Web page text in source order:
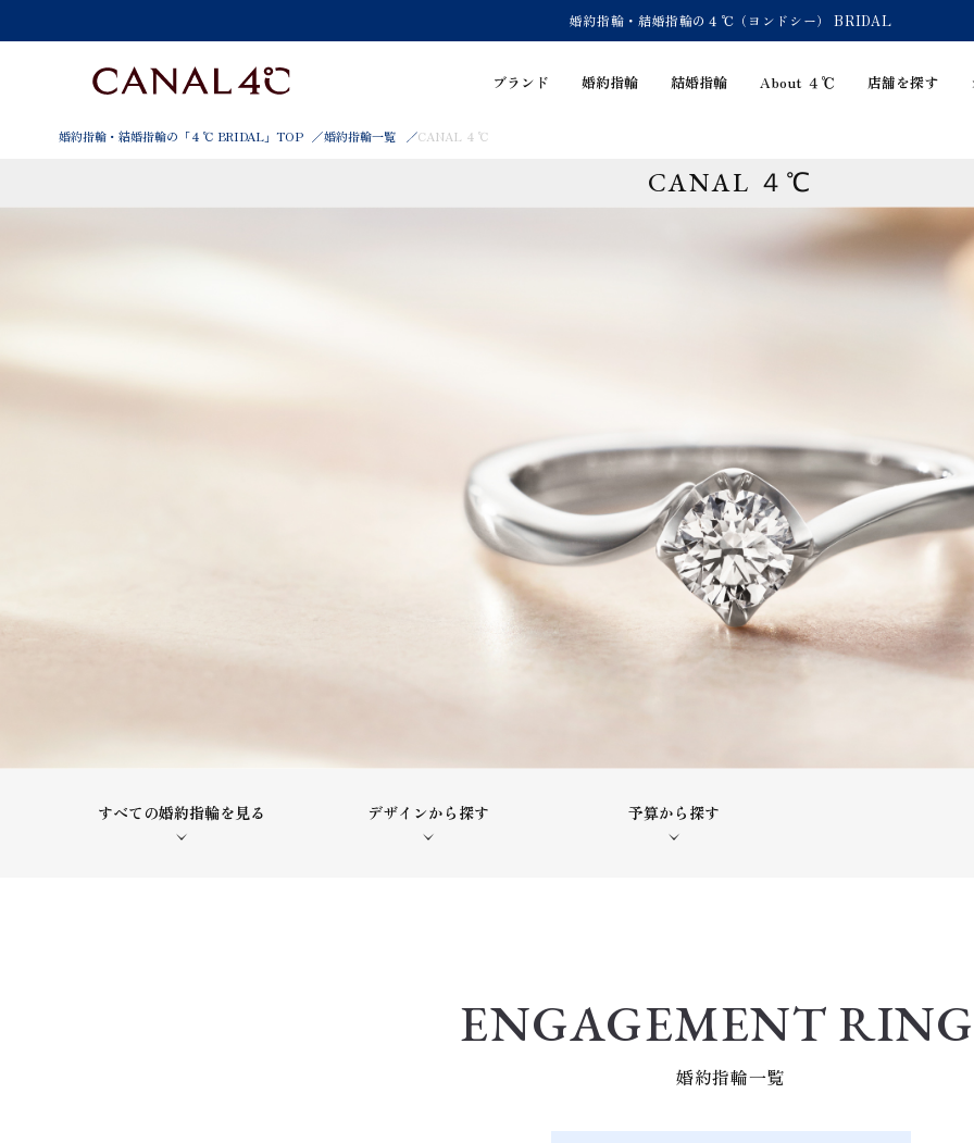
婚約指輪・結婚指輪の４℃（ヨンドシー） BRIDAL
ブランド 婚約指輪 結婚指輪 About ４℃ 店舗を探す
婚約指輪・結婚指輪の「４℃ BRIDAL」TOP 婚約指輪一覧 CANAL ４℃
CANAL ４℃
すべての婚約指輪を見る デザインから探す 予算から探す
ENGAGEMENT
婚約指輪一覧